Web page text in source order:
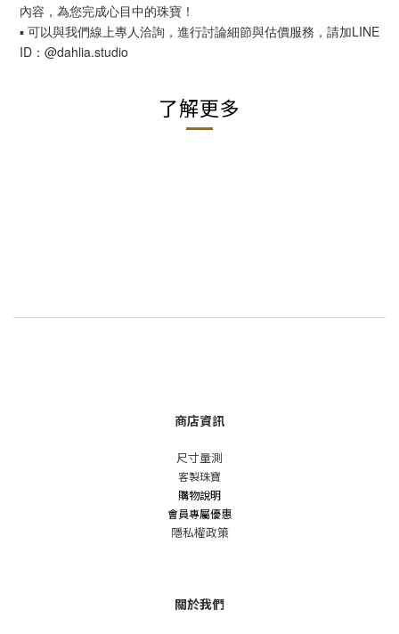
內容，為您完成心目中的珠寶！
▪︎ 可以與我們線上專人洽詢，進行討論細節與估價服務，請加LINE
ID：@dahlia.studio
了解更多
商店資訊
尺寸量測
客製珠寶
購物說明
會員專屬優惠
隱私權政策
關於我們